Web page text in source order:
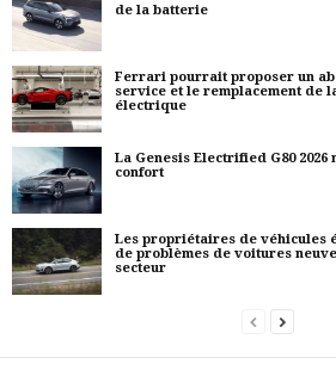
de la batterie
Ferrari pourrait proposer un
service et le remplacement de
électrique
La Genesis Electrified G80
confort
Les propriétaires de véhicules
de problèmes de voitures
secteur